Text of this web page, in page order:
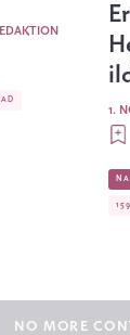
1.
NO MORE